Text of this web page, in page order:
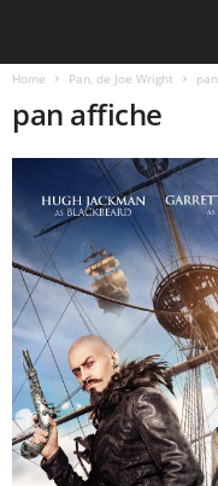
Home Pan, de Joe Wright
pan affiche